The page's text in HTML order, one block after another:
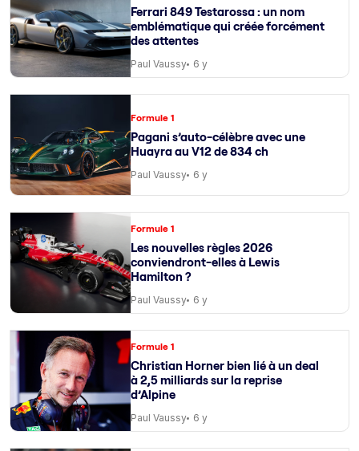
Ferrari 849 Testarossa : un nom
emblématique qui créée forcément
des attentes
Paul Vaussy 6 y
Formule 1
Pagani s’auto-célèbre avec une
Huayra au V12 de 834 ch
Paul Vaussy 6 y
Formule 1
Les nouvelles règles 2026
conviendront-elles à Lewis
Hamilton ?
Paul Vaussy 6 y
Formule 1
Christian Horner bien lié à un deal
à 2,5 milliards sur la reprise
d’Alpine
Paul Vaussy 6 y